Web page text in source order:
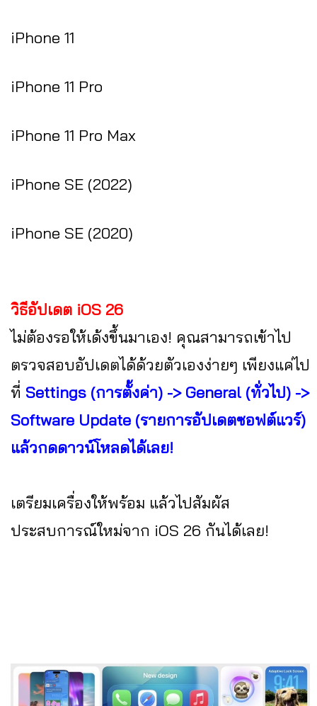
iPhone 11
iPhone 11 Pro
iPhone 11 Pro Max
iPhone SE (2022)
iPhone SE (2020)
วิธีอัปเดต iOS 26
ไม่ต้องรอให้เด้งขึ้นมาเอง! คุณสามารถเข้าไป
ตรวจสอบอัปเดตได้ด้วยตัวเองง่ายๆ เพียงแค่ไป
ที่ Settings (การตั้งค่า) -> General (ทั่วไป) ->
Software Update (รายการอัปเดตซอฟต์แวร์)
แล้วกดดาวน์โหลดได้เลย!
เตรียมเครื่องให้พร้อม แล้วไปสัมผัส
ประสบการณ์ใหม่จาก iOS 26 กันได้เลย!